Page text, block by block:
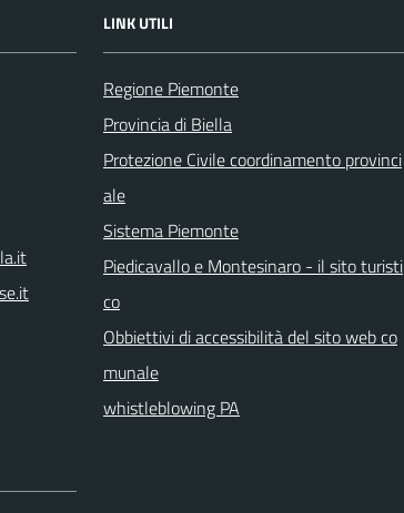
LINK UTILI
Regione Piemonte
Provincia di Biella
Protezione Civile coordinamento provinci
ale
Sistema Piemonte
Piedicavallo e Montesinaro - il sito turisti
co
Obbiettivi di accessibilità del sito web co
munale
whistleblowing PA